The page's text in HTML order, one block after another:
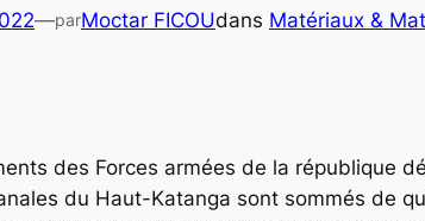
—parMoctar FICOUdans Matériaux &
des Forces armées de la république
du Haut-Katanga sont sommés de